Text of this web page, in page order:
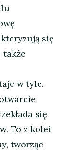
się
także
w tyle.
się
To z kolei
tworząc